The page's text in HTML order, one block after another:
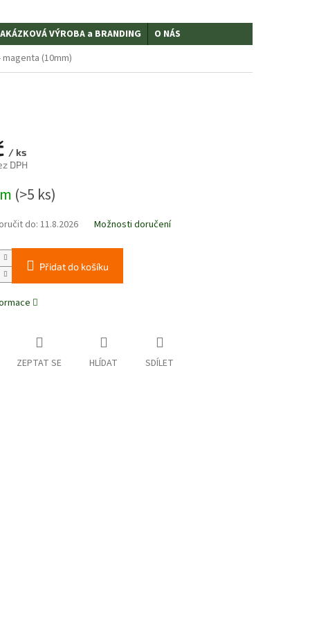
VÝROBA a BRANDING
O NÁS
(10mm)
/ ks
DPH
(>5 ks)
do: 11.8.2026 Možnosti doručení
Přidat do košíku
ZEPTAT SE HLÍDAT SDÍLET